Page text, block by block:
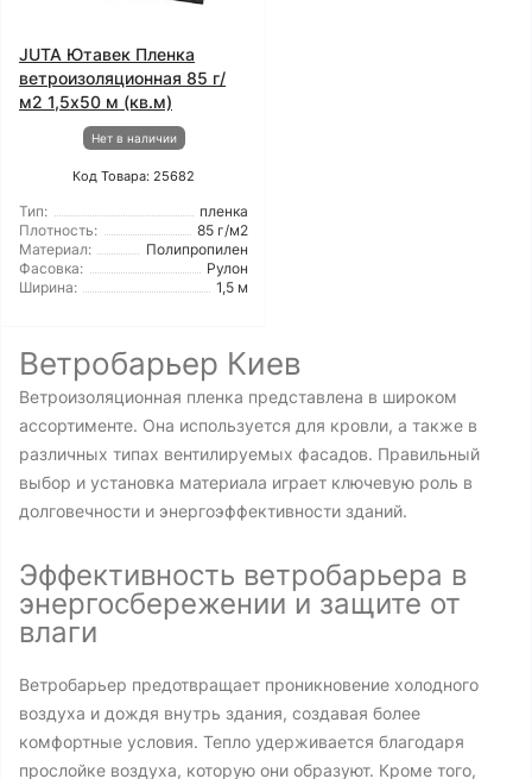
JUTA Ютавек Пленка
ветроизоляционная 85 г/
м2 1,5x50 м (кв.м)
Нет в наличии
Код Товара: 25682
Тип:
пленка
Плотность:
85 г/м2
Материал:
Полипропилен
Фасовка:
Рулон
Ширина:
1,5 м
Ветробарьер Киев
Ветроизоляционная пленка представлена в широком
ассортименте. Она используется для кровли, а также в
различных типах вентилируемых фасадов. Правильный
выбор и установка материала играет ключевую роль в
долговечности и энергоэффективности зданий.
Эффективность ветробарьера в
энергосбережении и защите от
влаги
Ветробарьер предотвращает проникновение холодного
воздуха и дождя внутрь здания, создавая более
комфортные условия. Тепло удерживается благодаря
прослойке воздуха, которую они образуют. Кроме того,